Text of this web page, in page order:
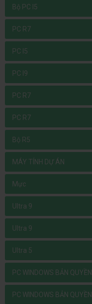
Bộ PC I5
PC R7
PC I5
PC I9
PC R7
PC R7
Bộ R5
MÁY TÍNH DỰ ÁN
Mực
Ultra 9
Ultra 9
Ultra 5
PC WINDOWS BẢN QUYỀN
VĂN PHÒNG - GAMING - ĐỒ
PC WINDOWS BẢN QUYỀN